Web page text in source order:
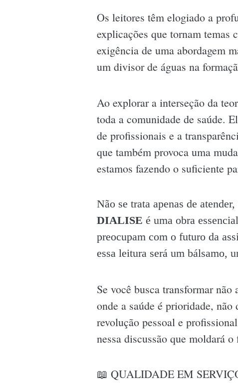
Os leitores têm elogiado a
explicações que tornam temas
exigência de uma abordagem
um divisor de águas na
Ao explorar a interseção da
toda a comunidade de saúde.
de profissionais e a
que também provoca uma
estamos fazendo o suficiente
Não se trata apenas de
DIALISE é uma obra
preocupam com o futuro da
essa leitura será um bálsamo,
Se você busca transformar
onde a saúde é prioridade,
revolução pessoal e
nessa discussão que moldará
📖 QUALIDADE EM